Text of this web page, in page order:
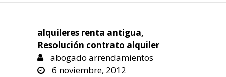
alquileres renta antigua,
Resolución contrato alquiler
abogado arrendamientos
6 noviembre, 2012